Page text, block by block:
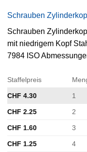
Schrauben
Schrauben
mit niedrigem Kopf
7984 ISO
Staffelpreis
CHF 4.30 1
CHF 2.25 2
CHF 1.60 3
CHF 1.25 4